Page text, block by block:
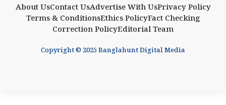
About UsContact UsAdvertise With UsPrivacy Policy
Terms & ConditionsEthics PolicyFact Checking
Correction PolicyEditorial Team
Copyright © 2025 Banglahunt Digital Media